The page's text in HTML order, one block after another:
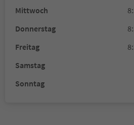
Mittwoch
Donnerstag
Freitag
Samstag
Sonntag